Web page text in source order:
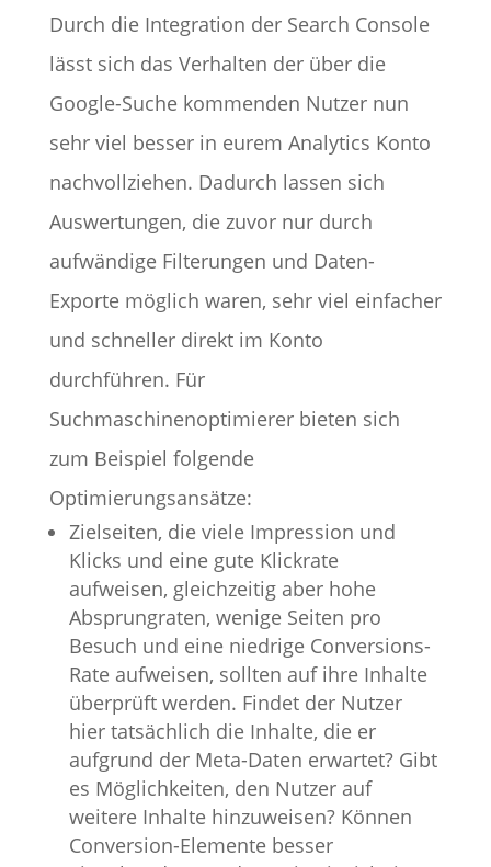
Durch die Integration der Search Console
lässt sich das Verhalten der über die
Google-Suche kommenden Nutzer nun
sehr viel besser in eurem Analytics Konto
nachvollziehen. Dadurch lassen sich
Auswertungen, die zuvor nur durch
aufwändige Filterungen und Daten-
Exporte möglich waren, sehr viel einfacher
und schneller direkt im Konto
durchführen. Für
Suchmaschinenoptimierer bieten sich
zum Beispiel folgende
Optimierungsansätze:
Zielseiten, die viele Impression und
Klicks und eine gute Klickrate
aufweisen, gleichzeitig aber hohe
Absprungraten, wenige Seiten pro
Besuch und eine niedrige Conversions-
Rate aufweisen, sollten auf ihre Inhalte
überprüft werden. Findet der Nutzer
hier tatsächlich die Inhalte, die er
aufgrund der Meta-Daten erwartet? Gibt
es Möglichkeiten, den Nutzer auf
weitere Inhalte hinzuweisen? Können
Conversion-Elemente besser